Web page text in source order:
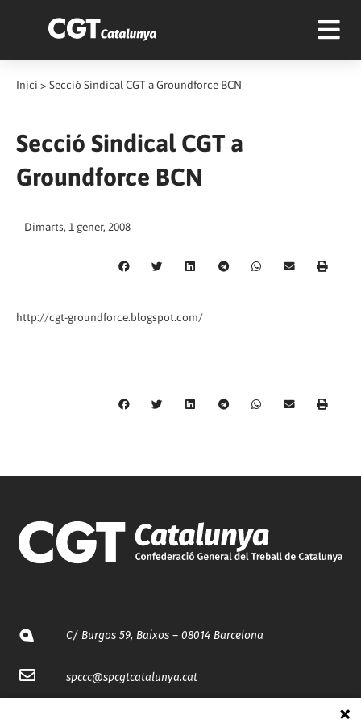
Inici > Secció Sindical CGT a Groundforce BCN
Secció Sindical CGT a
Groundforce BCN
Dimarts, 1 gener, 2008
http://cgt-groundforce.blogspot.com/
C/ Burgos 59, Baixos – 08014 Barcelona
spccc@spcgtcatalunya.cat